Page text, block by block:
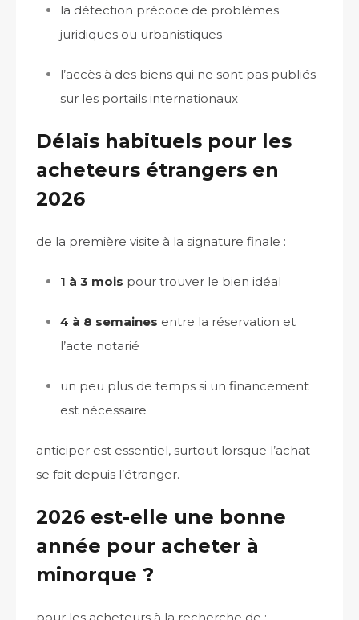
la détection précoce de problèmes
juridiques ou urbanistiques
l’accès à des biens qui ne sont pas publiés
sur les portails internationaux
Délais habituels pour les
acheteurs étrangers en
2026
de la première visite à la signature finale :
1 à 3 mois pour trouver le bien idéal
4 à 8 semaines entre la réservation et
l’acte notarié
un peu plus de temps si un financement
est nécessaire
anticiper est essentiel, surtout lorsque l’achat
se fait depuis l’étranger.
2026 est-elle une bonne
année pour acheter à
minorque ?